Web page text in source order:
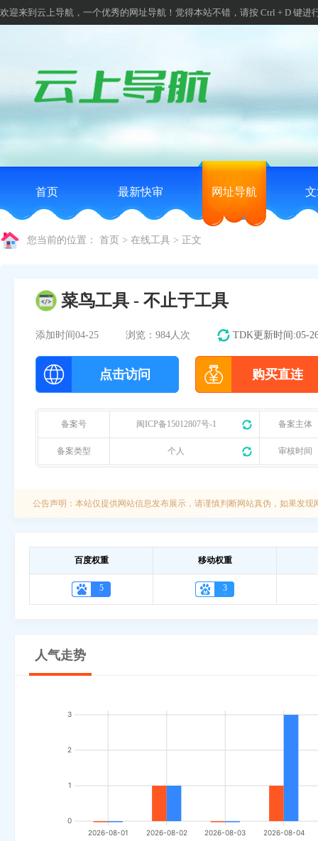
欢迎来到云上导航，一个优秀的网址导航！觉得本站不错，请按 Ctrl + D 键进
首页 最新快审 网址导航
您当前的位置： 首页 > 在线工具 > 正文
菜鸟工具 - 不止于工具
添加时间04-25 浏览：984人次 TDK更新时间:05-
点击访问 购买直连
备案号 闽ICP备15012807号-1 备案主体
备案类型 个人 审核时间
公告声明：本站仅提供网站信息发布展示，请谨慎判断网站真伪，如果发现
百度权重 移动权重
5 3
人气走势
0
1
2
3
2026-08-01 2026-08-02 2026-08-03 2026-08-04